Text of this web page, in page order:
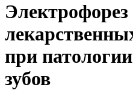
Электрофорез
при
зубов